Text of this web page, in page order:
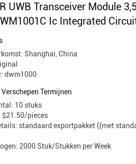
UWB Transceiver Module
Ic Integrated
Shanghai, China
dwm1000
Termijnen
10 stuks
$21.50/pieces
standaard exportpakket ((met
2000 Stuk/Stukken per Week